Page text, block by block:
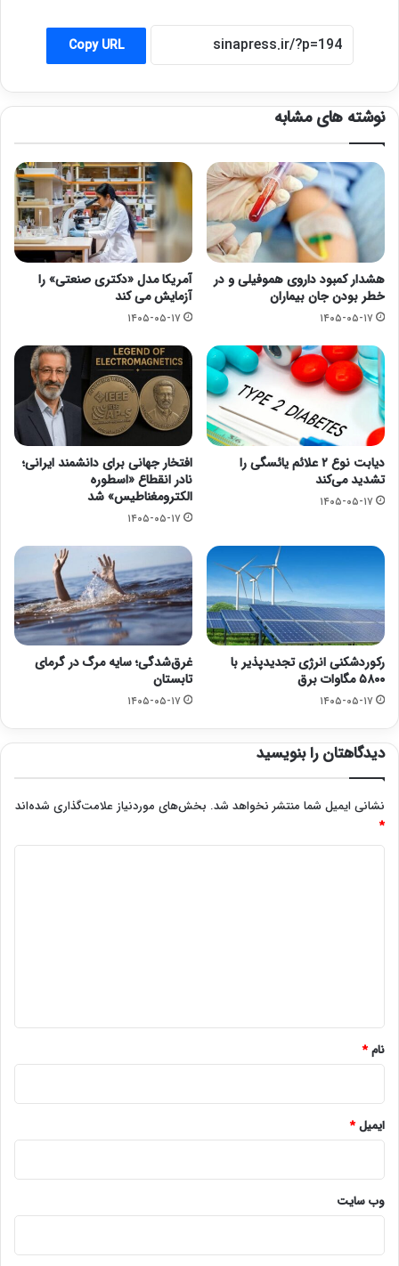
Copy URL
نوشته های مشابه
هشدار کمبود داروی هموفیلی و در
خطر بودن جان بیماران
۱۴۰۵-۰۵-۱۷
آمریکا مدل «دکتری صنعتی» را
آزمایش می کند
۱۴۰۵-۰۵-۱۷
دیابت نوع ۲ علائم یائسگی را
تشدید می‌کند
۱۴۰۵-۰۵-۱۷
افتخار جهانی برای دانشمند ایرانی؛
نادر انقطاع «اسطوره
الکترومغناطیس» شد
۱۴۰۵-۰۵-۱۷
رکوردشکنی انرژی تجدیدپذیر با
۵۸۰۰ مگاوات برق
۱۴۰۵-۰۵-۱۷
غرق‌شدگی؛ سایه مرگ در گرمای
تابستان
۱۴۰۵-۰۵-۱۷
دیدگاهتان را بنویسید
نشانی ایمیل شما منتشر نخواهد شد. بخش‌های موردنیاز علامت‌گذاری شده‌اند
*
نام*
ایمیل*
وب‌ سایت